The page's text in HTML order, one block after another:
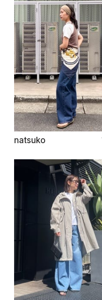
natsuko